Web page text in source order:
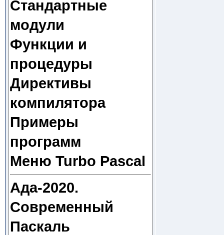
Стандартные
модули
Функции и
процедуры
Директивы
компилятора
Примеры
программ
Меню Turbo Pascal
Ада-2020.
Современный
Паскаль